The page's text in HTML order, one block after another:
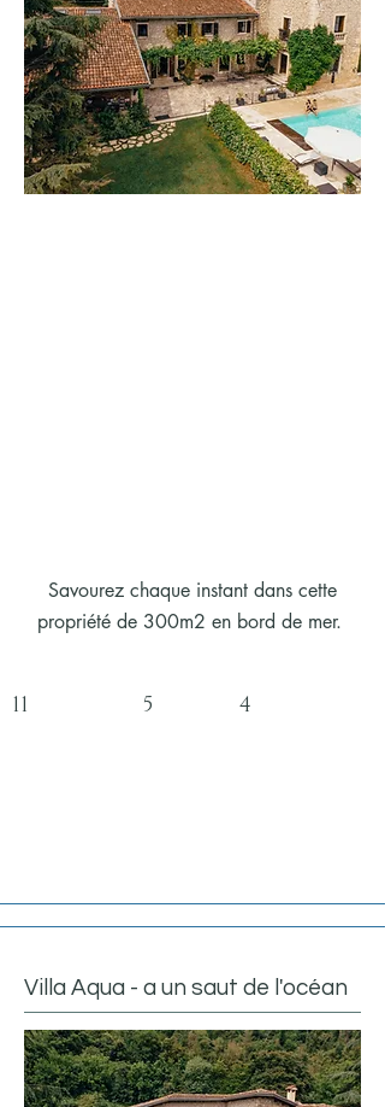
Savourez chaque instant dans cette
propriété de 300m2 en bord de mer.
11 5 4
Villa Aqua - a un saut de l'océan